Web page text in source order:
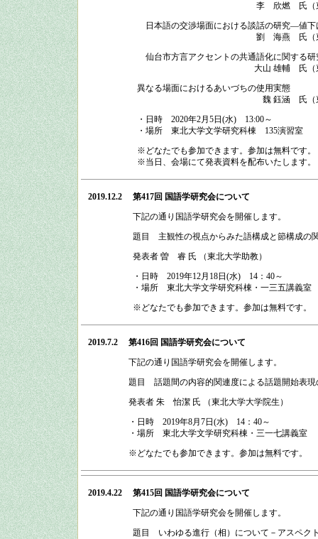
李 欣燃 氏（
日本語の交渉場面における談話の研究―値
劉 海燕 氏（
仙台市方言アクセントの共通語化に関する研
大山 雄輔 氏（
異なる場面におけるあいづちの使用実態
魏 鈺涵 氏（
・日時 2020年2月 5日 (水) 13:00～
・場所 東北大学文学研究科棟 135演習室
※どなたでも参加できます。参加は無料です。
※当日、会場にて発表資料を配布いたします。
2019.12.2 第417回 国語学研究会について
下記の通り 国語学研究会を開催します。
題目 主観性の視点からみた語構成と節構成の
発表者 曽 睿 氏 （東北大学助教）
・日時 2019年12月 18日 (水) 14：40～
・場所 東北大学文学研究科棟・一三五講義室
※どなたでも参加できます。参加は無料です。
2019.7.2 第416回 国語学研究会について
下記の通り 国語学研究会を開催します。
題目 話題間の内容的関連度による話題開始表現
発表者 朱 怡潔 氏 （東北大学大学院生）
・日時 2019年8月 7日 (水) 14：40～
・場所 東北大学文学研究科棟・三一七講義室
※どなたでも参加できます。参加は無料です。
2019.4.22 第415回 国語学研究会について
下記の通り 国語学研究会を開催します。
題目 いわゆる進行（相）について－アスペク